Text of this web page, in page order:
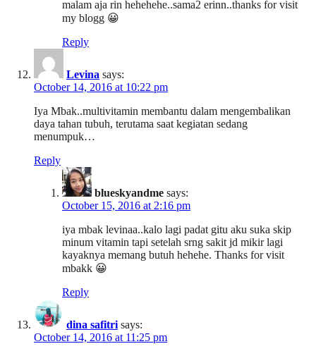
malam aja rin hehehehe..sama2 erinn..thanks for visit
my blogg 😀
Reply
Levina says:
October 14, 2016 at 10:22 pm
Iya Mbak..multivitamin membantu dalam mengembalikan
daya tahan tubuh, terutama saat kegiatan sedang
menumpuk…
Reply
blueskyandme says:
October 15, 2016 at 2:16 pm
iya mbak levinaa..kalo lagi padat gitu aku suka skip
minum vitamin tapi setelah srng sakit jd mikir lagi
kayaknya memang butuh hehehe. Thanks for visit
mbakk 😀
Reply
dina safitri says:
October 14, 2016 at 11:25 pm